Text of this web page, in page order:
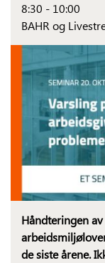
8:30 - 10:00
BAHR og
Håndteringen
de siste årene.